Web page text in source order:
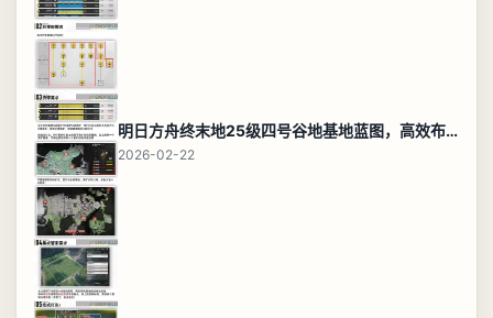
明日方舟终末地25级四号谷地基地蓝图，高效布局规划
2026-02-22